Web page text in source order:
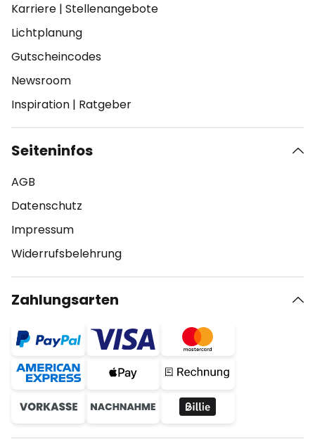
Karriere | Stellenangebote
Lichtplanung
Gutscheincodes
Newsroom
Inspiration | Ratgeber
Seiteninfos
AGB
Datenschutz
Impressum
Widerrufsbelehrung
Zahlungsarten